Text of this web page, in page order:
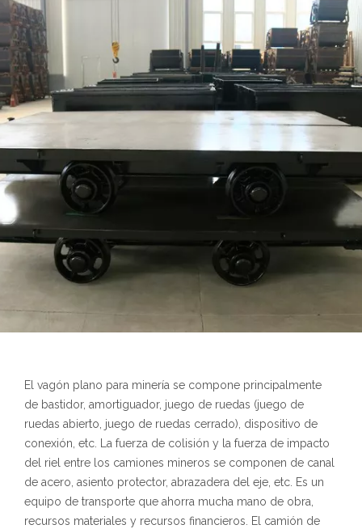
El vagón plano para minería se compone principalmente
de bastidor, amortiguador, juego de ruedas (juego de
ruedas abierto, juego de ruedas cerrado), dispositivo de
conexión, etc. La fuerza de colisión y la fuerza de impacto
del riel entre los camiones mineros se componen de canal
de acero, asiento protector, abrazadera del eje, etc. Es un
equipo de transporte que ahorra mucha mano de obra,
recursos materiales y recursos financieros. El camión de